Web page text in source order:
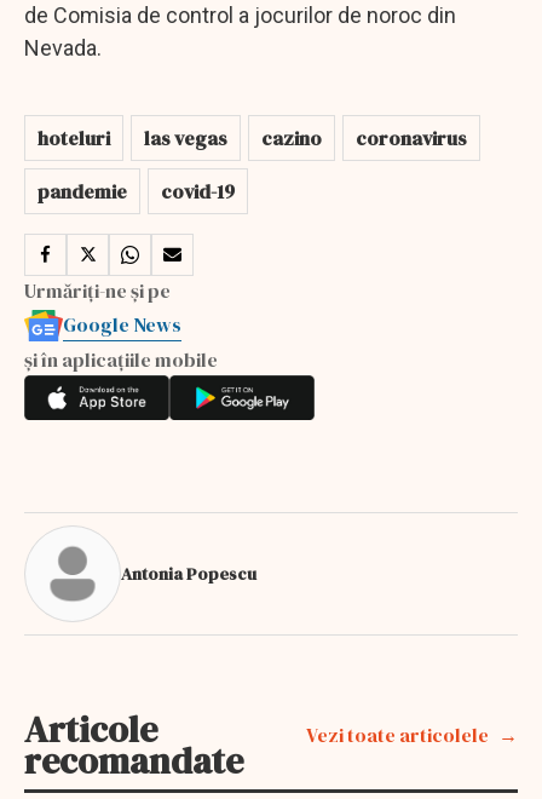
de Comisia de control a jocurilor de noroc din
Nevada.
hoteluri las vegas cazino
coronavirus
pandemie
covid-19
Urmăriți-ne și pe
Google News
și în aplicațiile mobile
Antonia Popescu
Articole
recomandate
Vezi toate articolele